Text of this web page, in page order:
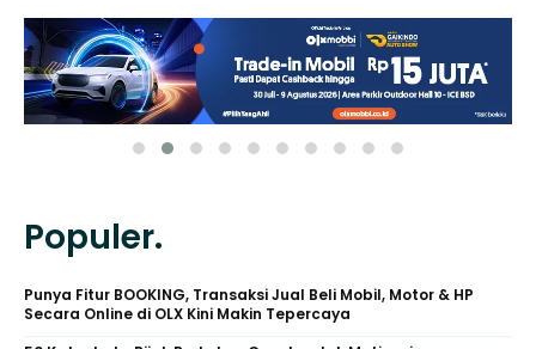
Populer.
Punya Fitur BOOKING, Transaksi Jual Beli Mobil, Motor & HP
Secara Online di OLX Kini Makin Tepercaya